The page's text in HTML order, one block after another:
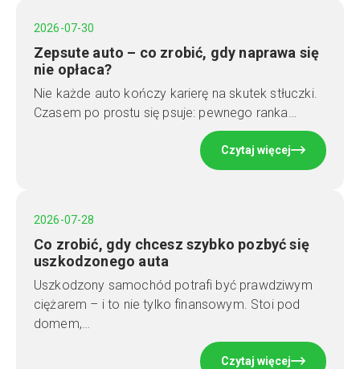
2026-07-30
Zepsute auto – co zrobić, gdy naprawa się
nie opłaca?
Nie każde auto kończy karierę na skutek stłuczki.
Czasem po prostu się psuje: pewnego ranka…
Czytaj więcej
2026-07-28
Co zrobić, gdy chcesz szybko pozbyć się
uszkodzonego auta
Uszkodzony samochód potrafi być prawdziwym
ciężarem – i to nie tylko finansowym. Stoi pod
domem,…
Czytaj więcej